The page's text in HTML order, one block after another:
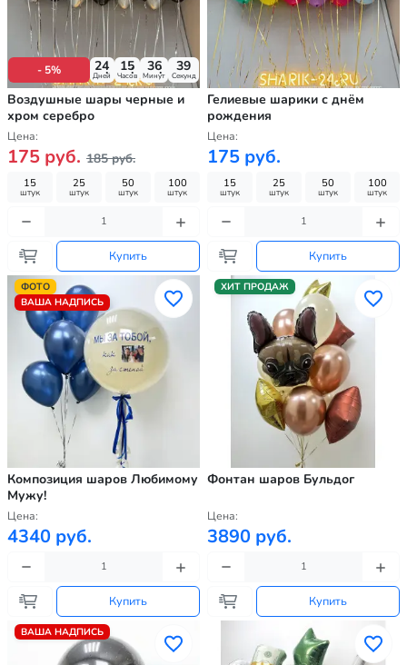
- 5% 24
Дней
15
Часов
36
Минут
37
Секунд
Воздушные шары черные и
хром серебро
Цена:
175 руб. 185 руб.
15
штук
25
штук
50
штук
100
штук
Купить
Гелиевые шарики с днём
рождения
Цена:
175 руб.
15
штук
25
штук
50
штук
100
штук
Купить
ФОТО
ВАША НАДПИСЬ
Композиция шаров Любимому
Мужу!
Цена:
4340 руб.
Купить
ХИТ ПРОДАЖ
Фонтан шаров Бульдог
Цена:
3890 руб.
Купить
ВАША НАДПИСЬ